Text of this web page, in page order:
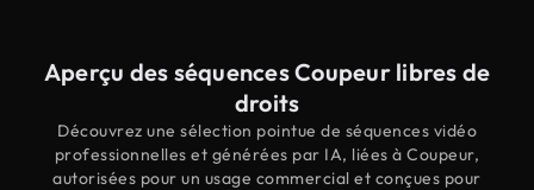
Aperçu des séquences Coupeur libres de
droits
Découvrez une sélection pointue de séquences vidéo
professionnelles et générées par IA, liées à Coupeur,
autorisées pour un usage commercial et conçues pour